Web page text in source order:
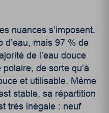
nuances s’imposent.
d’eau, mais 97 % de
de l’eau douce
de sorte qu’à
et utilisable. Même
stable, sa répartition
très inégale : neuf